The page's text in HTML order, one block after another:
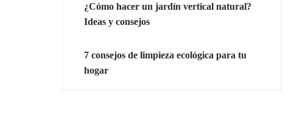
¿Cómo hacer un jardín vertical natural?
Ideas y consejos
7 consejos de limpieza ecológica para tu
hogar